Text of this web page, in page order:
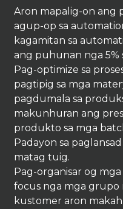
Aron mapalig-on ang
agup-op sa
kagamitan sa
ang puhunan nga 5%
Pag-optimize sa
pagtipig sa mga
pagdumala sa
makunhuran ang
produkto sa mga
Padayon sa
matag tuig.
Pag-organisar og
focus nga mga grupo
kustomer aron